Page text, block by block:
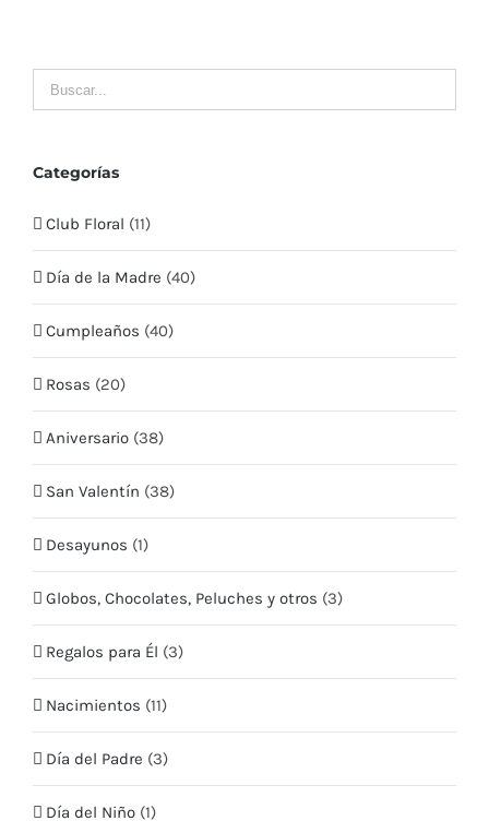
Categorías
Club Floral (11)
Día de la Madre (40)
Cumpleaños (40)
Rosas (20)
Aniversario (38)
San Valentín (38)
Desayunos (1)
Globos, Chocolates, Peluches y otros (3)
Regalos para Él (3)
Nacimientos (11)
Día del Padre (3)
Día del Niño (1)
MI CUENTA
Mis Pedidos
Mis Datos
Mis Direcciones
Términos y condiciones
Teléfono: +569 5409 2635
Email:info@quieroflores.cl
Web:www.quieroflores.cl
Facebook:/floresymas.cl